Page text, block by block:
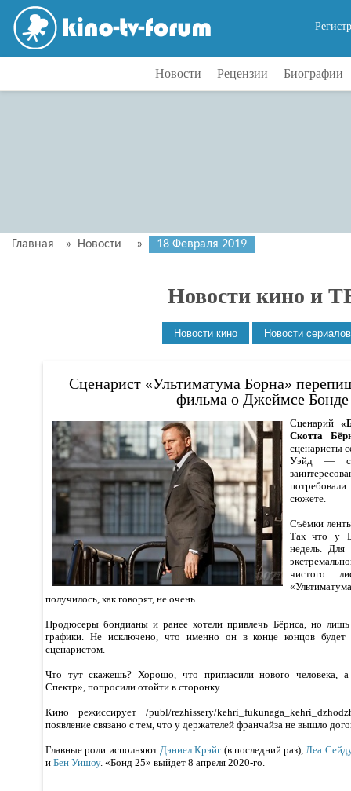
Новости Рецензии Биографии
Главная » Новости » 18 Февраля 2019
Новости кино и
Сценарист «Ультиматума Борна»
фильма о Джеймсе Бонде
Сценарий
Скотта
сценаристы
Уэйд —
сюжете.
Съёмки
Так что у
недель.
чистого
получилось, как говорят, не очень.
Продюсеры бондианы и ранее хотели привлечь Бёрнса, но лишь
графики. Не исключено, что именно он в конце концов будет
сценаристом.
Что тут скажешь? Хорошо, что пригласили нового человека,
Спектр», попросили отойти в сторонку.
Кино режиссирует /publ/rezhissery/
появление связано с тем, что у держателей франчайза не вышло
Главные роли исполняют Дэниел Крэйг (в последний раз),Леа
и Бен Уишоу. «Бонд 25» выйдет 8 апреля 2020-го.